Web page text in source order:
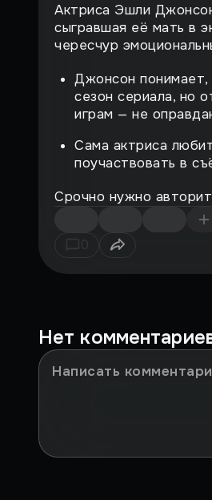
Актриса Эшли
сыгравшая её мать в
чересчур
Джонсон понимает,
сезон сериала, но
играм — не
Сама актриса
поучаствовать в
Срочно нужно
Нет